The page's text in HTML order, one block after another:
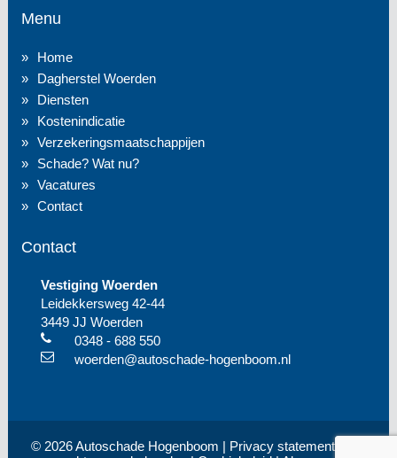
Menu
Home
Dagherstel Woerden
Diensten
Kostenindicatie
Verzekeringsmaatschappijen
Schade? Wat nu?
Vacatures
Contact
Contact
Vestiging Woerden
Leidekkersweg 42-44
3449 JJ Woerden
0348 - 688 550
woerden@autoschade-hogenboom.nl
© 2026 Autoschade Hogenboom | Privacy statement